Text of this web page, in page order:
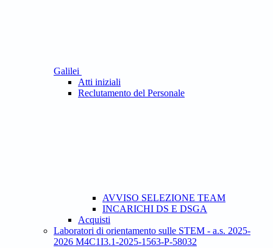
Galilei
Atti iniziali
Reclutamento del Personale
AVVISO SELEZIONE TEAM
INCARICHI DS E DSGA
Acquisti
Laboratori di orientamento sulle STEM - a.s. 2025-
2026 M4C1I3.1-2025-1563-P-58032